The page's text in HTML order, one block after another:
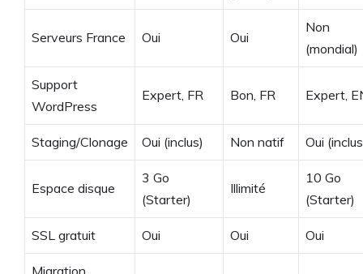
Serveurs France Oui Oui
Non
(mondial)
Support
WordPress
Expert, FR Bon, FR Expert,
Staging/Clonage Oui (inclus) Non natif Oui
Espace disque
3 Go
(Starter)
Illimité
10 Go
(Starter)
SSL gratuit Oui Oui Oui
Migration